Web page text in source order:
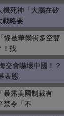
機死神「大腦在矽
戰略要
慘被華爾街多空雙
！找
交會嚇壞中國！？
表態
暴露美國制裁有
禁令「不